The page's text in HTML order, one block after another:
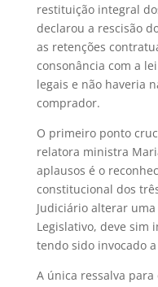
restituição integral
declarou a rescisão
as retenções
consonância com a
legais e não haveria
comprador.
O primeiro ponto
relatora ministra
aplausos é o
constitucional dos
Judiciário alterar
Legislativo, deve sim
tendo sido invocado
A única ressalva